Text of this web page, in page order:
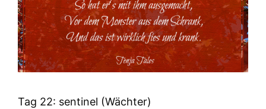
Tag 22: sentinel (Wächter)